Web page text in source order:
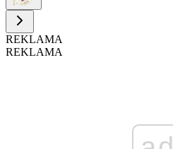
REKLAMA
REKLAMA